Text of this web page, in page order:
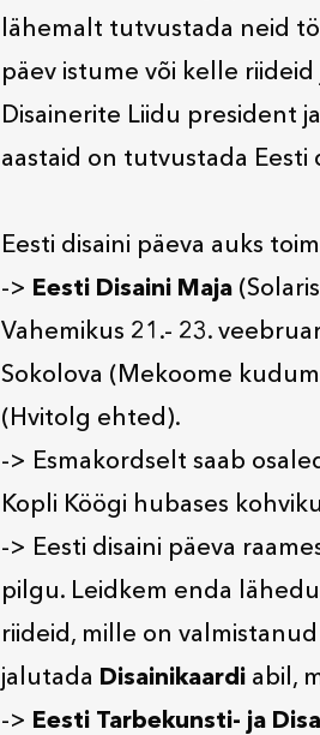
lähemalt tutvustada neid
päev istume või kelle
Disainerite Liidu president
aastaid on tutvustada Eesti
Eesti disaini päeva auks
-> Eesti Disaini Maja
Vahemikus 21.- 23.
Sokolova (Mekoome
(Hvitolg ehted).
-> Esmakordselt saab
Kopli Köögi hubases
-> Eesti disaini päeva
pilgu. Leidkem enda
riideid, mille on
jalutada Disainikaardi abil,
-> Eesti Tarbekunsti- ja